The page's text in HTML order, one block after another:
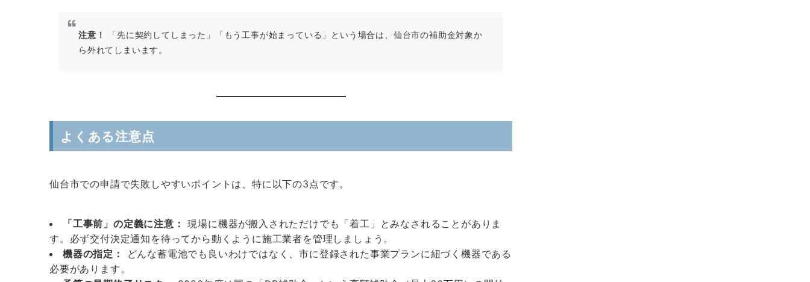
注意！
「先に契約してしまった」「もう工事が始まっている」という場合は、仙台市の補助金対象か
ら外れてしまいます。
よくある注意点
仙台市での申請で失敗しやすいポイントは、特に以下の3点です。
「工事前」の定義に注意： 現場に機器が搬入されただけでも「着工」とみなされることがありま
す。必ず交付決定通知を待ってから動くように施工業者を管理しましょう。
機器の指定：
どんな蓄電池でも良いわけではなく、市に登録された事業プランに紐づく機器である
必要があります。